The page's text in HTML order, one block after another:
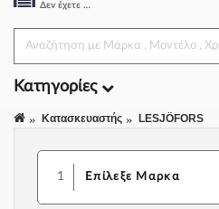
Δεν έχετε επιλέξει αμάξι.
Κατηγορίες
Κατασκευαστής LESJÖFORS
1 Επίλεξε Μαρκα